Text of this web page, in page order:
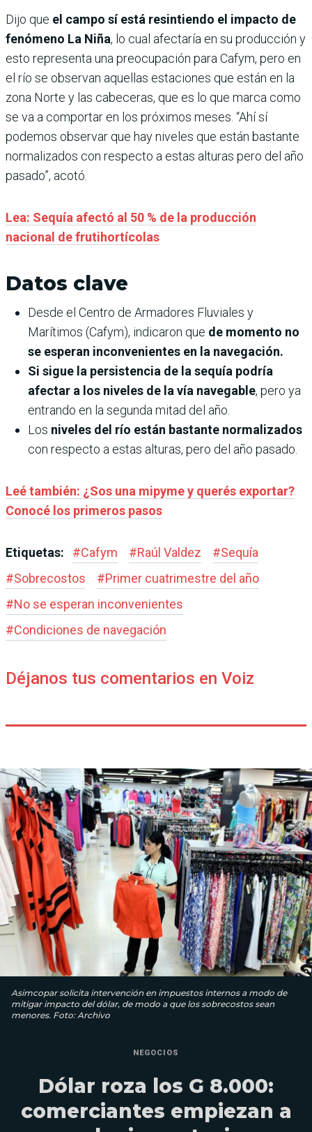
Dijo que el campo sí está resintiendo el impacto de
fenómeno La Niña, lo cual afectaría en su producción y
esto representa una preocupación para Cafym, pero en
el río se observan aquellas estaciones que están en la
zona Norte y las cabeceras, que es lo que marca como
se va a comportar en los próximos meses. “Ahí sí
podemos observar que hay niveles que están bastante
normalizados con respecto a estas alturas pero del año
pasado”, acotó.
Lea: Sequía afectó al 50 % de la producción
nacional de frutihortícolas
Datos clave
Desde el Centro de Armadores Fluviales y
Marítimos (Cafym), indicaron que de momento no
se esperan inconvenientes en la navegación.
Si sigue la persistencia de la sequía podría
afectar a los niveles de la vía navegable, pero ya
entrando en la segunda mitad del año.
Los niveles del río están bastante normalizados
con respecto a estas alturas, pero del año pasado.
Leé también: ¿Sos una mipyme y querés exportar?
Conocé los primeros pasos
Etiquetas: #Cafym #Raúl Valdez #Sequía
#Sobrecostos #Primer cuatrimestre del año
#No se esperan inconvenientes
#Condiciones de navegación
Déjanos tus comentarios en Voiz
Asimcopar solicita intervención en impuestos internos a modo de
mitigar impacto del dólar, de modo a que los sobrecostos sean
menores. Foto: Archivo
NEGOCIOS
Dólar roza los G 8.000:
comerciantes empiezan a